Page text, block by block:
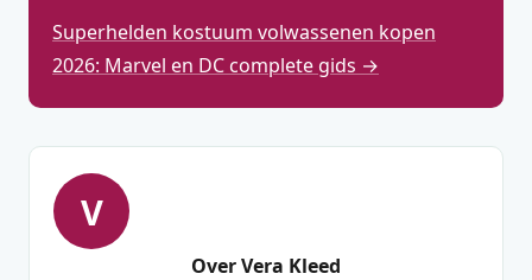
Superhelden kostuum volwassenen kopen
2026: Marvel en DC complete gids →
V
Over Vera Kleed